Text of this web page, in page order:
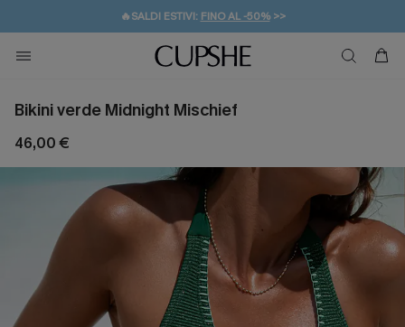
🔥SALDI ESTIVI: FINO AL -50%>>
🚚SPEDIZIONE GRATUITA DA 49€
💌REGALO PER I NUOVI: 20% DI SCONTO*
Bikini verde Midnight Mischief
46,00 €